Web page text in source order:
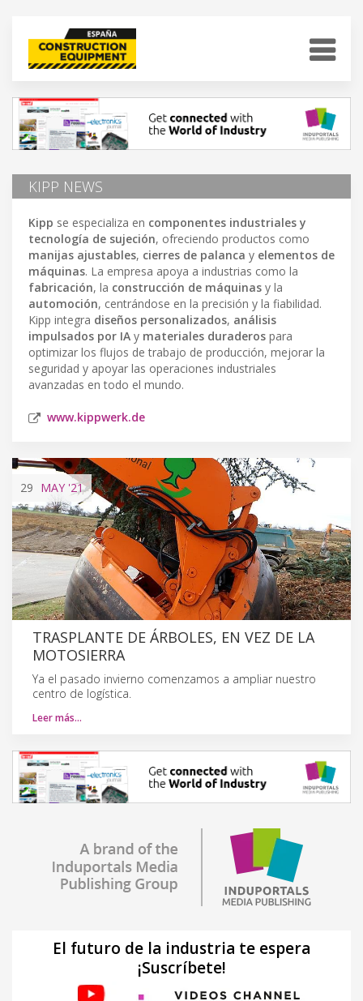
KIPP NEWS
Kipp se especializa en componentes industriales y
tecnología de sujeción, ofreciendo productos como
manijas ajustables, cierres de palanca y elementos de
máquinas. La empresa apoya a industrias como la
fabricación, la construcción de máquinas y la
automoción, centrándose en la precisión y la fiabilidad.
Kipp integra diseños personalizados, análisis
impulsados por IA y materiales duraderos para
optimizar los flujos de trabajo de producción, mejorar la
seguridad y apoyar las operaciones industriales
avanzadas en todo el mundo.
www.kippwerk.de
29 MAY '21
TRASPLANTE DE ÁRBOLES, EN VEZ DE LA
MOTOSIERRA
Ya el pasado invierno comenzamos a ampliar nuestro
centro de logística.
Leer más…
El futuro de la industria te espera
¡Suscríbete!